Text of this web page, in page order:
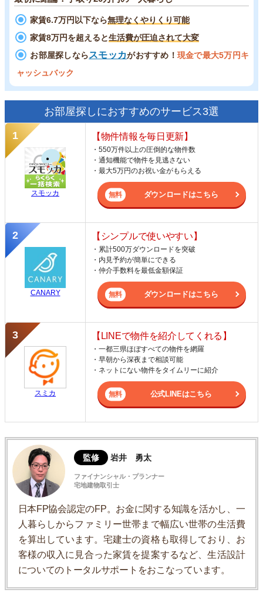
家賃6.7万円以下なら無理なくやりくり可能
家賃8万円を超えると生活費が圧迫されて大変
お部屋探しならスモッカがおすすめ！ 現金で最大5万円キ
ャッシュバック
お部屋探しにおすすめのサービス3選
スモッカ
【物件情報を毎日更新】
・550万件以上の圧倒的な物件数
・通知機能で物件を見逃さない
・最大5万円のお祝い金がもらえる
ダウンロードはこちら
CANARY
【シンプルで使いやすい】
・累計500万ダウンロードを突破
・内見予約が簡単にできる
・仲介手数料を最低金額保証
ダウンロードはこちら
スミカ
【LINEで物件を紹介してくれる】
・一都三県ほぼすべての物件を網羅
・早朝から深夜まで相談可能
・ネットにない物件をタイムリーに紹介
公式LINEはこちら
監修 岩井 勇太
ファイナンシャル・プランナー
宅地建物取引士
日本FP協会認定のFP。お金に関する知識を活かし、一
人暮らしからファミリー世帯まで幅広い世帯の生活費
を算出しています。宅建士の資格も取得しており、お
客様の収入に見合った家賃を提案するなど、生活設計
についてのトータルサポートをおこなっています。